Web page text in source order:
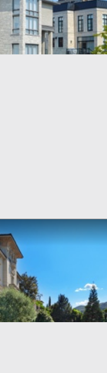
Vitale (Padova)
70c9696f
di villetta trifamiliare
Vitale (Padova)
f42db152